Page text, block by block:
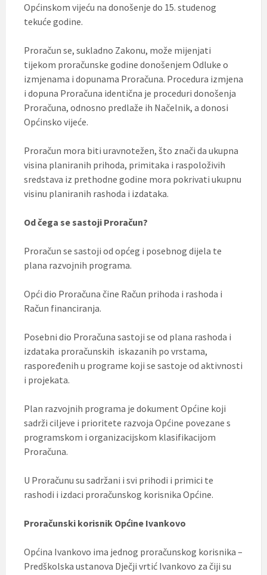
Općinskom vijeću na donošenje do 15. studenog
tekuće godine.
Proračun se, sukladno Zakonu, može mijenjati
tijekom proračunske godine donošenjem Odluke o
izmjenama i dopunama Proračuna. Procedura izmjena
i dopuna Proračuna identična je proceduri donošenja
Proračuna, odnosno predlaže ih Načelnik, a donosi
Općinsko vijeće.
Proračun mora biti uravnotežen, što znači da ukupna
visina planiranih prihoda, primitaka i raspoloživih
sredstava iz prethodne godine mora pokrivati ukupnu
visinu planiranih rashoda i izdataka.
Od čega se sastoji Proračun?
Proračun se sastoji od općeg i posebnog dijela te
plana razvojnih programa.
Opći dio Proračuna čine Račun prihoda i rashoda i
Račun financiranja.
Posebni dio Proračuna sastoji se od plana rashoda i
izdataka proračunskih iskazanih po vrstama,
raspoređenih u programe koji se sastoje od aktivnosti
i projekata.
Plan razvojnih programa je dokument Općine koji
sadrži ciljeve i prioritete razvoja Općine povezane s
programskom i organizacijskom klasifikacijom
Proračuna.
U Proračunu su sadržani i svi prihodi i primici te
rashodi i izdaci proračunskog korisnika Općine.
Proračunski korisnik Općine Ivankovo
Općina Ivankovo ima jednog proračunskog korisnika –
Predškolska ustanova Dječji vrtić Ivankovo za čiji su